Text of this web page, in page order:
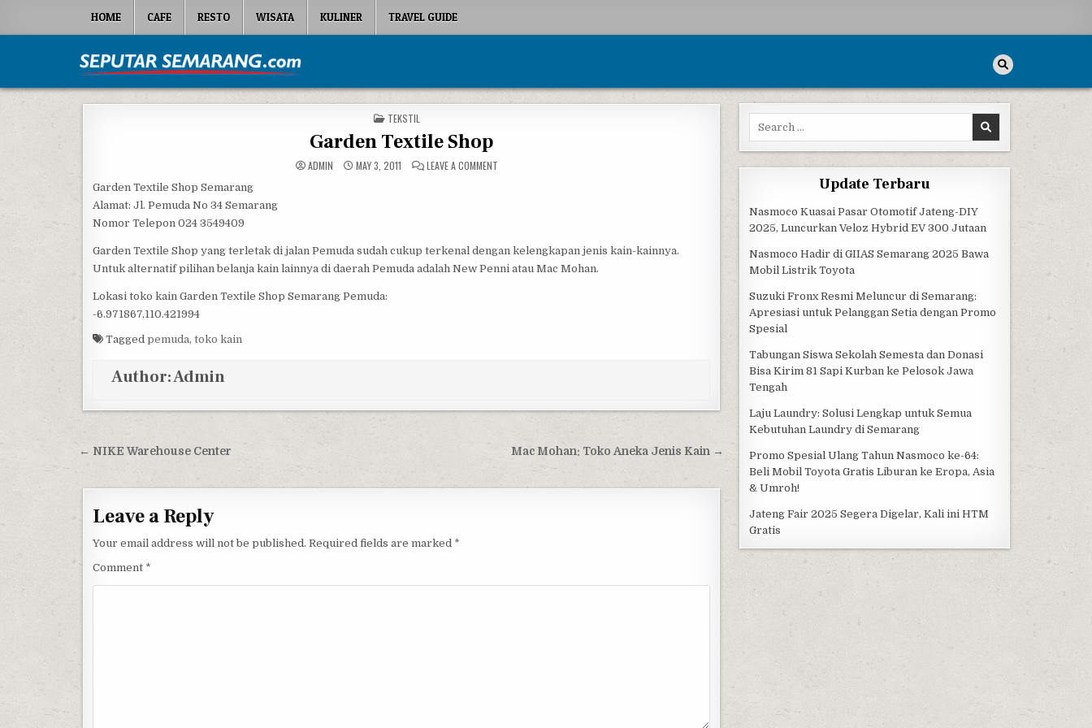
HOME CAFE RESTO WISATA KULINER TRAVEL GUIDE
Seputar Semarang
POSTED IN
TEKSTIL
Garden Textile Shop
ADMIN MAY 3, 2011 LEAVE A COMMENT
Garden Textile Shop Semarang
Alamat: Jl. Pemuda No 34 Semarang
Nomor Telepon 024 3549409
Garden Textile Shop yang terletak di jalan Pemuda sudah cukup terkenal dengan kelengkapan jenis kain-kainnya.
Untuk alternatif pilihan belanja kain lainnya di daerah Pemuda adalah New Penni atau Mac Mohan.
Lokasi toko kain Garden Textile Shop Semarang Pemuda:
-6.971867,110.421994
Tagged pemuda, toko kain
Author:Admin
Post navigation Mac Mohan: Toko Aneka Jenis Kain →
← NIKE Warehouse Center
Leave a Reply
Your email address will not be published. Required fields are marked *
Comment *
Search for:
Update Terbaru
Nasmoco Kuasai Pasar Otomotif Jateng-DIY
2025, Luncurkan Veloz Hybrid EV 300 Jutaan
Nasmoco Hadir di GIIAS Semarang 2025 Bawa
Mobil Listrik Toyota
Suzuki Fronx Resmi Meluncur di Semarang:
Apresiasi untuk Pelanggan Setia dengan Promo
Spesial
Tabungan Siswa Sekolah Semesta dan Donasi
Bisa Kirim 81 Sapi Kurban ke Pelosok Jawa
Tengah
Laju Laundry: Solusi Lengkap untuk Semua
Kebutuhan Laundry di Semarang
Promo Spesial Ulang Tahun Nasmoco ke-64:
Beli Mobil Toyota Gratis Liburan ke Eropa, Asia
& Umroh!
Jateng Fair 2025 Segera Digelar, Kali ini HTM
Gratis